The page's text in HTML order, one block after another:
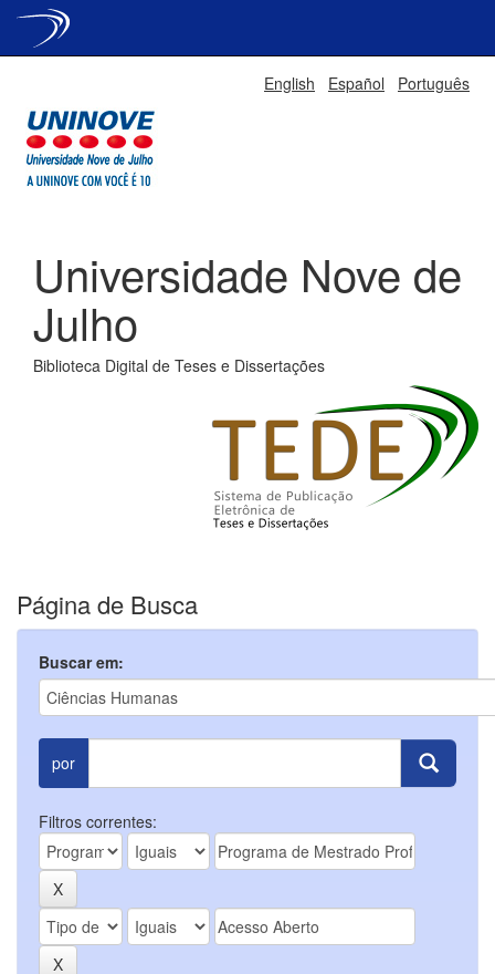
English Español Português
Universidade Nove de
Julho
Biblioteca Digital de Teses e Dissertações
Página de Busca
Buscar em:
por
Filtros correntes: